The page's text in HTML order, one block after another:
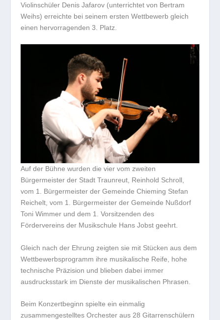
Violinschüler Denis Jafarov (unterrichtet von Bertram
Weihs) erreichte bei seinem ersten Wettbewerb gleich
einen hervorragenden 3. Platz.
Auf der Bühne wurden die vier vom zweiten
Bürgermeister der Stadt Traunreut, Reinhold Schroll,
vom 1. Bürgermeister der Gemeinde Chieming Stefan
Reichelt, vom 1. Bürgermeister der Gemeinde Nußdorf
Toni Wimmer und dem 1. Vorsitzenden des
Fördervereins der Musikschule Hans Jobst geehrt.
Gleich nach der Ehrung zeigten sie mit Stücken aus dem
Wettbewerbsprogramm ihre musikalische Reife, hohe
technische Präzision und blieben dabei immer
ausdrucksstark im Dienste der musikalischen Phrasen.
Beim Konzertbeginn spielte ein einmalig
zusammengestelltes Orchester aus 28 Gitarrenschülern